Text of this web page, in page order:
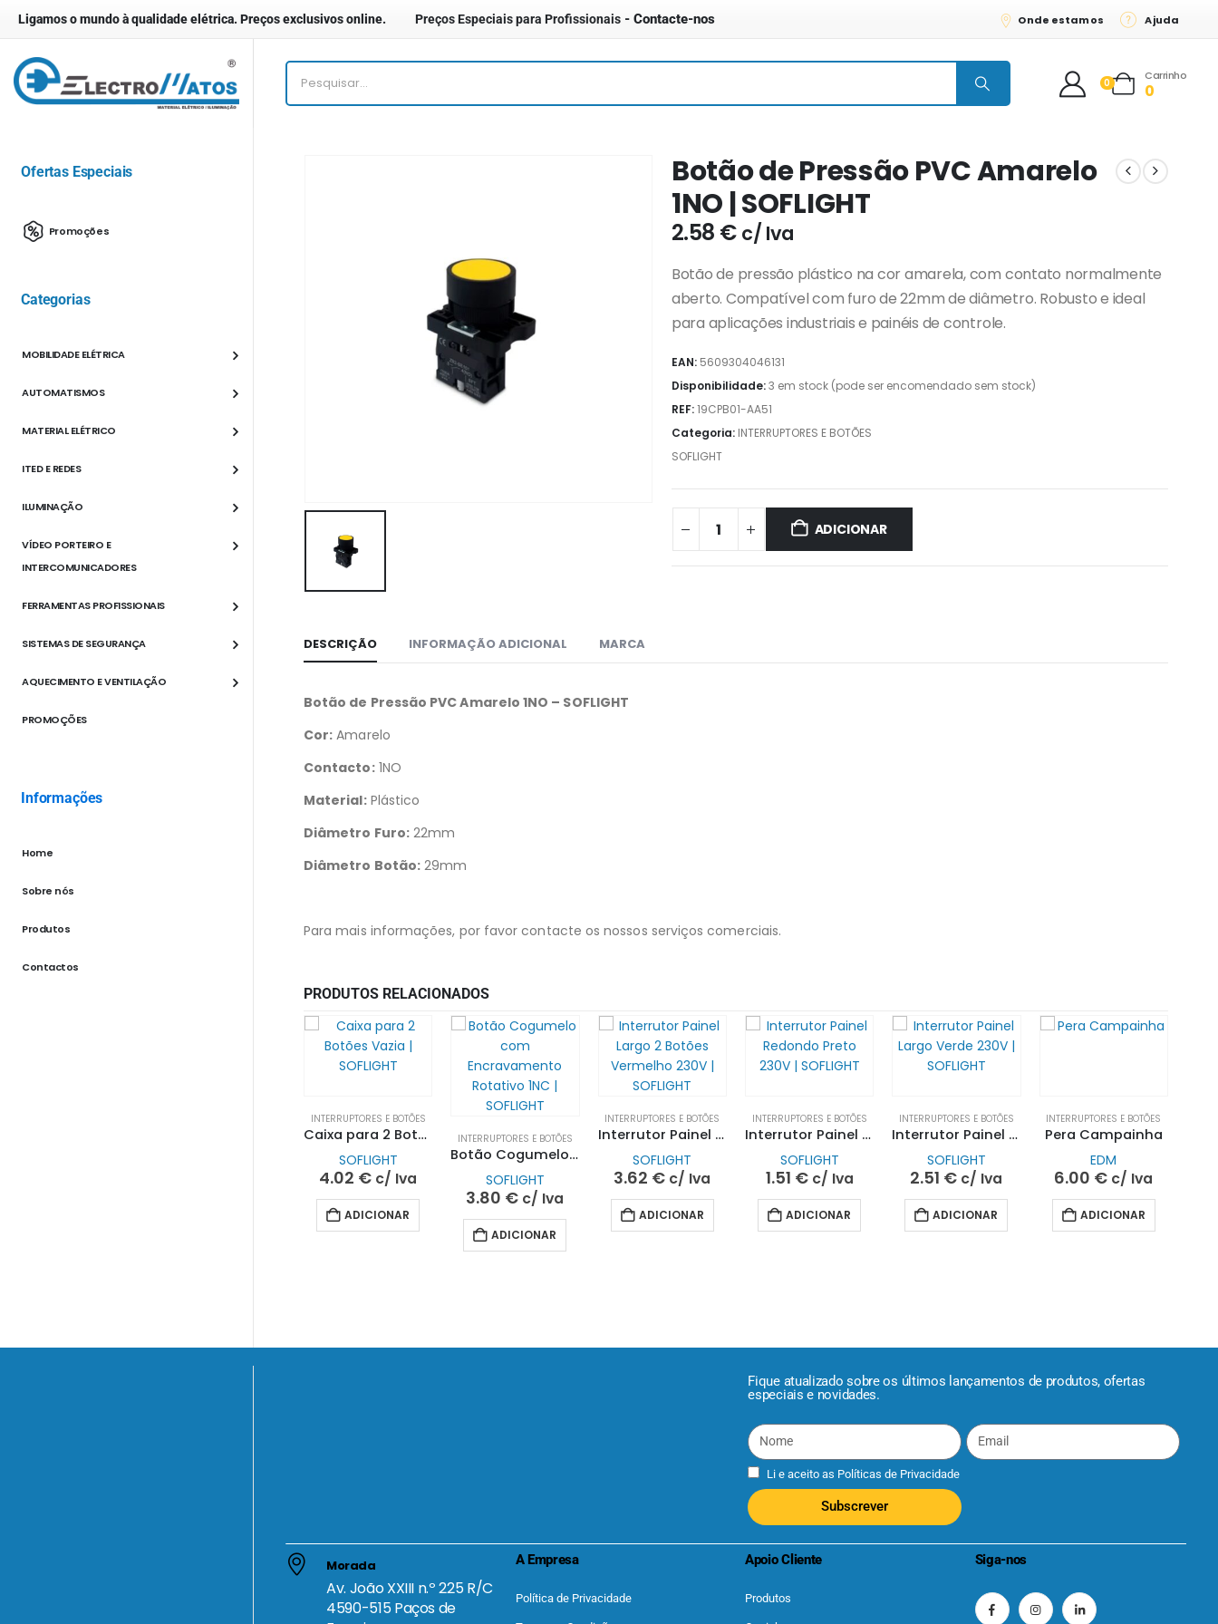
Ligamos o mundo à qualidade elétrica. Preços exclusivos online. Preços Especiais para Profissionais- Contacte-nos Onde estamos Ajuda
0 Carrinho
0
Botão de Pressão PVC Amarelo
1NO | SOFLIGHT
2.58 € c/ Iva
Botão de pressão plástico na cor amarela, com contato normalmente
aberto. Compatível com furo de 22mm de diâmetro. Robusto e ideal
para aplicações industriais e painéis de controle.
EAN: 5609304046131
Disponibilidade:3 em stock (pode ser encomendado sem stock)
REF:19CPB01-AA51
Categoria: INTERRUPTORES E BOTÕES
SOFLIGHT
ADICIONAR
DESCRIÇÃO INFORMAÇÃO ADICIONAL MARCA
Botão de Pressão PVC Amarelo 1NO – SOFLIGHT
Cor: Amarelo
Contacto:1NO
Material:Plástico
Diâmetro Furo:22mm
Diâmetro Botão: 29mm
Para mais informações, por favor contacte os nossos serviços comerciais.
PRODUTOS RELACIONADOS
INTERRUPTORES E BOTÕES
Caixa para 2 Botões Vazia | SOFLIGHT
SOFLIGHT
4.02 € c/ Iva
ADICIONAR
INTERRUPTORES E BOTÕES
Botão Cogumelo com Encravamento Rotativo 1NC | SOFLIGHT
SOFLIGHT
3.80 € c/ Iva
ADICIONAR
INTERRUPTORES E BOTÕES
Interrutor Painel Largo 2 Botões Vermelho 230V | SOFLIGHT
SOFLIGHT
3.62 € c/ Iva
ADICIONAR
INTERRUPTORES E BOTÕES
Interrutor Painel Redondo Preto 230V | SOFLIGHT
SOFLIGHT
1.51 € c/ Iva
ADICIONAR
INTERRUPTORES E BOTÕES
Interrutor Painel Largo Verde 230V | SOFLIGHT
SOFLIGHT
2.51 € c/ Iva
ADICIONAR
INTERRUPTORES E BOTÕES
Pera Campainha
EDM
6.00 € c/ Iva
ADICIONAR
Ofertas Especiais
Promoções
Categorias
MOBILIDADE ELÉTRICA
AUTOMATISMOS
MATERIAL ELÉTRICO
ITED E REDES
ILUMINAÇÃO
VÍDEO PORTEIRO E
INTERCOMUNICADORES
FERRAMENTAS PROFISSIONAIS
SISTEMAS DE SEGURANÇA
AQUECIMENTO E VENTILAÇÃO
PROMOÇÕES
Informações
Home
Sobre nós
Produtos
Contactos
Fique atualizado sobre os últimos lançamentos de produtos, ofertas
especiais e novidades.
Li e aceito as Políticas de Privacidade
Subscrever
Morada
Av. João XXIII n.º 225 R/C
4590-515 Paços de
A Empresa
Política de Privacidade
Apoio Cliente
Produtos
Siga-nos